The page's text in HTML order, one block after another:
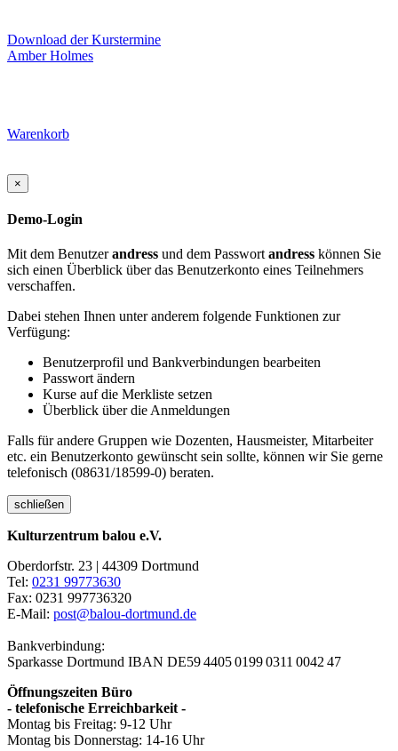
Download der Kurstermine
Amber Holmes
Warenkorb
×
Demo-Login
Mit dem Benutzerandress und dem Passwort andress können Sie
sich einen Überblick über das Benutzerkonto eines Teilnehmers
verschaffen.
Dabei stehen Ihnen unter anderem folgende Funktionen zur
Verfügung:
Benutzerprofil und Bankverbindungen bearbeiten
Passwort ändern
Kurse auf die Merkliste setzen
Überblick über die Anmeldungen
Falls für andere Gruppen wie Dozenten, Hausmeister, Mitarbeiter
etc. ein Benutzerkonto gewünscht sein sollte, können wir Sie gerne
telefonisch (08631/18599-0) beraten.
schließen
Kulturzentrum balou e.V.
Oberdorfstr. 23 | 44309 Dortmund
Tel: 0231 99773630
Fax: 0231 997736320
E-Mail: post@balou-dortmund.de
Bankverbindung:
Sparkasse Dortmund IBAN DE59 4405 0199 0311 0042 47
Öffnungszeiten Büro
- telefonische Erreichbarkeit -
Montag bis Freitag: 9-12 Uhr
Montag bis Donnerstag: 14-16 Uhr